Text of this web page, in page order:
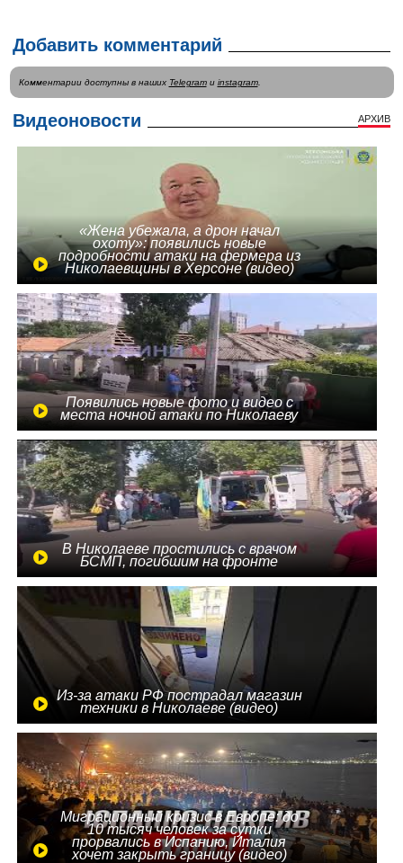
Добавить комментарий
Комментарии доступны в наших Telegramи instagram.
Видеоновости АРХИВ
«Жена убежала, а дрон начал
охоту»: появились новые
подробности атаки на фермера из
Николаевщины в Херсоне (видео)
Появились новые фото и видео с
места ночной атаки по Николаеву
В Николаеве простились с врачом
БСМП, погибшим на фронте
Из-за атаки РФ пострадал магазин
техники в Николаеве (видео)
Миграционный кризис в Европе: до
10 тысяч человек за сутки
прорвались в Испанию, Италия
хочет закрыть границу (видео)